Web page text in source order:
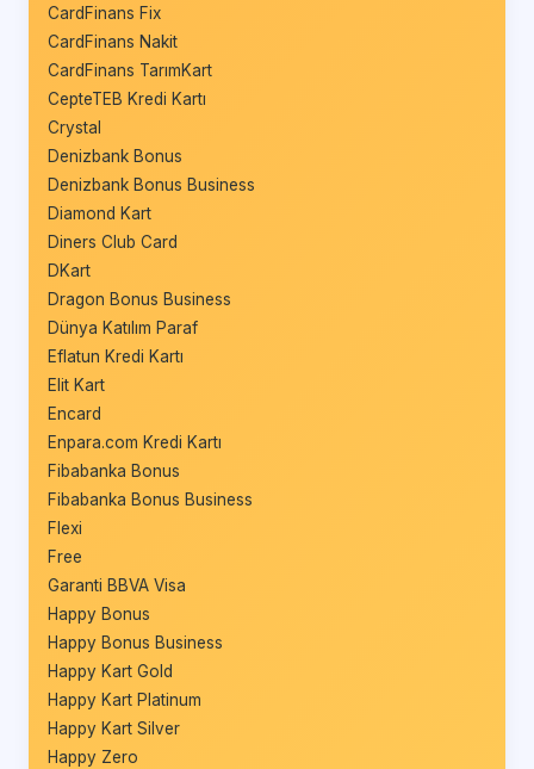
CardFinans Fix
CardFinans Nakit
CardFinans TarımKart
CepteTEB Kredi Kartı
Crystal
Denizbank Bonus
Denizbank Bonus Business
Diamond Kart
Diners Club Card
DKart
Dragon Bonus Business
Dünya Katılım Paraf
Eflatun Kredi Kartı
Elit Kart
Encard
Enpara.com Kredi Kartı
Fibabanka Bonus
Fibabanka Bonus Business
Flexi
Free
Garanti BBVA Visa
Happy Bonus
Happy Bonus Business
Happy Kart Gold
Happy Kart Platinum
Happy Kart Silver
Happy Zero